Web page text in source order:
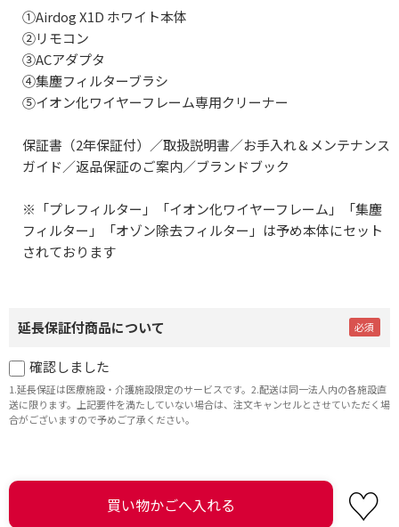
①Airdog X1D ホワイト本体
②リモコン
③ACアダプタ
④集塵フィルターブラシ
⑤イオン化ワイヤーフレーム専用クリーナー
保証書（2年保証付）／取扱説明書／お手入れ＆メンテナンス
ガイド／返品保証のご案内／ブランドブック
※「プレフィルター」「イオン化ワイヤーフレーム」「集塵
フィルター」「オゾン除去フィルター」は予め本体にセット
されております
延長保証付商品について
確認しました
1.延長保証は医療施設・介護施設限定のサービスです。2.配送は同一法人内の各施設直
送に限ります。上記要件を満たしていない場合は、注文キャンセルとさせていただく場
合がございますので予めご了承ください。